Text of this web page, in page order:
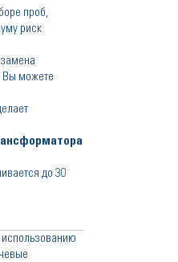
проб,
риск
Вы можете
до 30
использованию